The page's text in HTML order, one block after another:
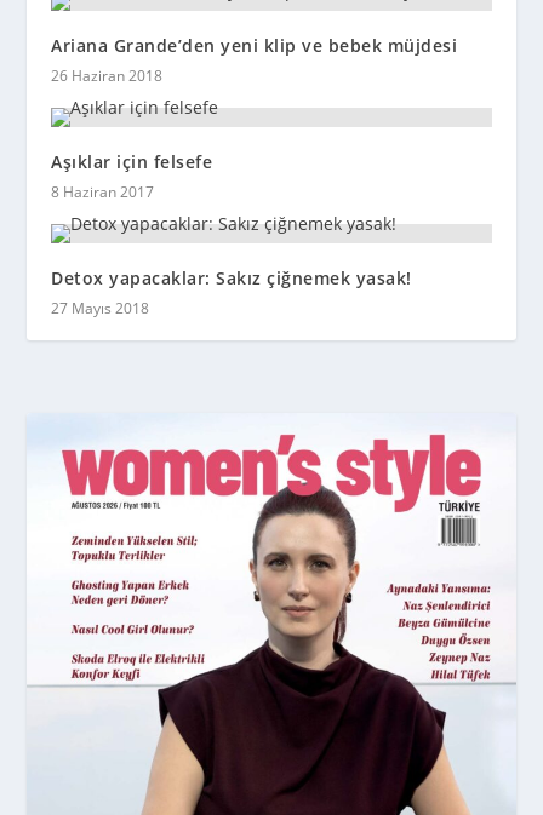
Ariana Grande’den yeni klip ve bebek müjdesi
26 Haziran 2018
Aşıklar için felsefe
8 Haziran 2017
Detox yapacaklar: Sakız çiğnemek yasak!
27 Mayıs 2018